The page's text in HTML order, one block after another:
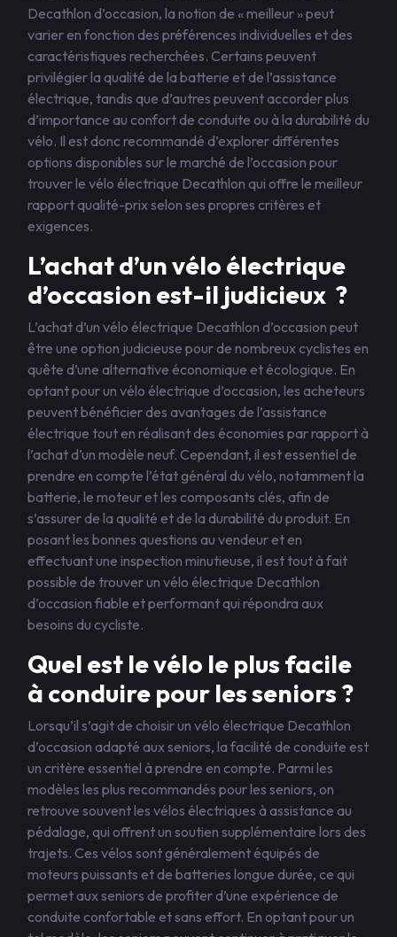
Decathlon d’occasion, la notion de « meilleur » peut
varier en fonction des préférences individuelles et des
caractéristiques recherchées. Certains peuvent
privilégier la qualité de la batterie et de l’assistance
électrique, tandis que d’autres peuvent accorder plus
d’importance au confort de conduite ou à la durabilité du
vélo. Il est donc recommandé d’explorer différentes
options disponibles sur le marché de l’occasion pour
trouver le vélo électrique Decathlon qui offre le meilleur
rapport qualité-prix selon ses propres critères et
exigences.
L’achat d’un vélo électrique
d’occasion est-il judicieux ?
L’achat d’un vélo électrique Decathlon d’occasion peut
être une option judicieuse pour de nombreux cyclistes en
quête d’une alternative économique et écologique. En
optant pour un vélo électrique d’occasion, les acheteurs
peuvent bénéficier des avantages de l’assistance
électrique tout en réalisant des économies par rapport à
l’achat d’un modèle neuf. Cependant, il est essentiel de
prendre en compte l’état général du vélo, notamment la
batterie, le moteur et les composants clés, afin de
s’assurer de la qualité et de la durabilité du produit. En
posant les bonnes questions au vendeur et en
effectuant une inspection minutieuse, il est tout à fait
possible de trouver un vélo électrique Decathlon
d’occasion fiable et performant qui répondra aux
besoins du cycliste.
Quel est le vélo le plus facile
à conduire pour les seniors ?
Lorsqu’il s’agit de choisir un vélo électrique Decathlon
d’occasion adapté aux seniors, la facilité de conduite est
un critère essentiel à prendre en compte. Parmi les
modèles les plus recommandés pour les seniors, on
retrouve souvent les vélos électriques à assistance au
pédalage, qui offrent un soutien supplémentaire lors des
trajets. Ces vélos sont généralement équipés de
moteurs puissants et de batteries longue durée, ce qui
permet aux seniors de profiter d’une expérience de
conduite confortable et sans effort. En optant pour un